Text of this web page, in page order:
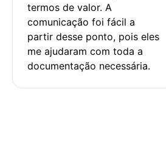
termos de valor. A
comunicação foi fácil a
partir desse ponto, pois eles
me ajudaram com toda a
documentação necessária.